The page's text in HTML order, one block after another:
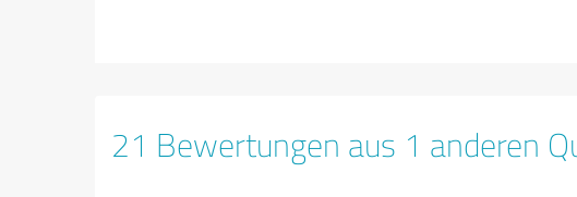
21 Bewertungen aus 1 anderen